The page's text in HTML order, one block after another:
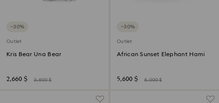
−30%
Outlet
Kris Bear Una Bear
2,660 $ 3,800 $
−30%
Outlet
African Sunset Elephant Hami
5,600 $ 8,000 $